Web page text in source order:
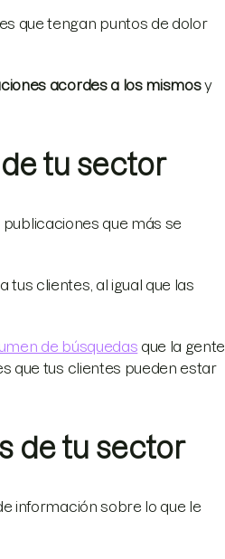
que tengan puntos de dolor
acordes a los mismosy
tu sector
publicaciones que más se
clientes, al igual que las
de búsquedas que la gente
que tus clientes pueden estar
de tu sector
información sobre lo que le